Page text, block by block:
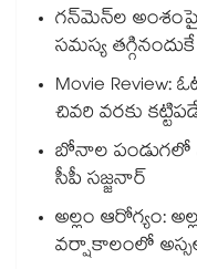
గన్⁭మెన్⁭ల
సమస్య
Movie Review:
చివరి వరకు
బోనాల పండుగలో
సీపీ సజ్జనార్
అల్లం ఆరోగ్యం:
వర్షాకాలంలో